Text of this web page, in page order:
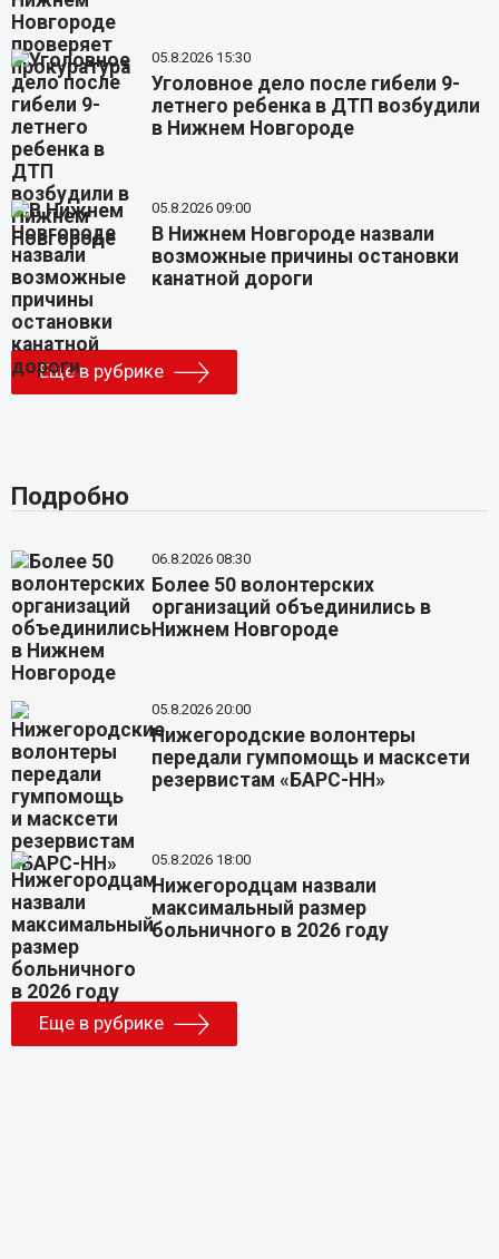
05.8.2026 15:30
Уголовное дело после гибели 9-
летнего ребенка в ДТП возбудили
в Нижнем Новгороде
05.8.2026 09:00
В Нижнем Новгороде назвали
возможные причины остановки
канатной дороги
Еще в рубрике
Подробно
06.8.2026 08:30
Более 50 волонтерских
организаций объединились в
Нижнем Новгороде
05.8.2026 20:00
Нижегородские волонтеры
передали гумпомощь и масксети
резервистам «БАРС-НН»
05.8.2026 18:00
Нижегородцам назвали
максимальный размер
больничного в 2026 году
Еще в рубрике